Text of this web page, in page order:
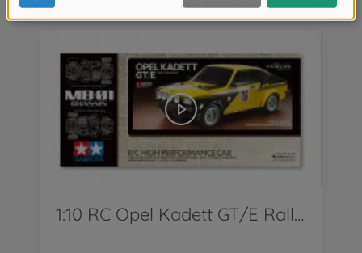
1:10 RC Opel Kadett GT/E Rallye MB-01_Ver2